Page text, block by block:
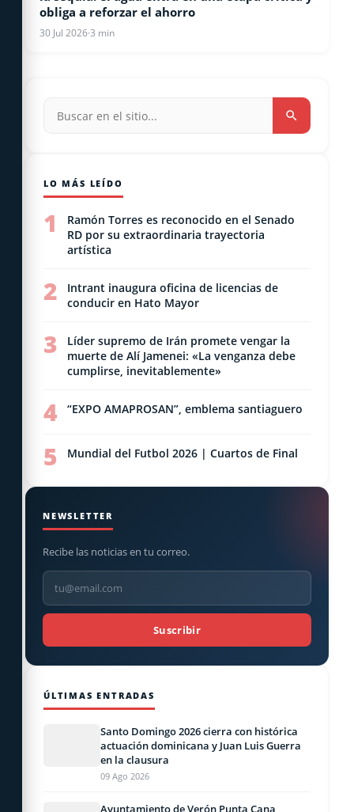
obliga a reforzar el ahorro
30 Jul 2026·3 min
LO MÁS LEÍDO
1
Ramón Torres es reconocido en el Senado
RD por su extraordinaria trayectoria
artística
2
Intrant inaugura oficina de licencias de
conducir en Hato Mayor
3
Líder supremo de Irán promete vengar la
muerte de Alí Jamenei: «La venganza debe
cumplirse, inevitablemente»
4 “EXPO AMAPROSAN”, emblema santiaguero
5 Mundial del Futbol 2026 | Cuartos de Final
NEWSLETTER
Recibe las noticias en tu correo.
Suscribir
ÚLTIMAS ENTRADAS
Santo Domingo 2026 cierra con histórica
actuación dominicana y Juan Luis Guerra
en la clausura
09 Ago 2026
Ayuntamiento de Verón Punta Cana